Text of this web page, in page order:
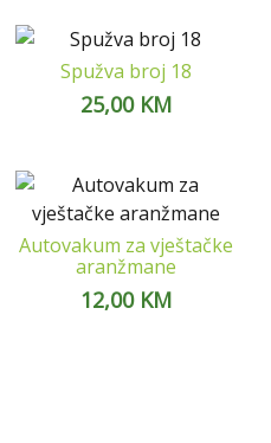
Spužva broj 18
25,00 KM
Autovakum za vještačke
aranžmane
12,00 KM